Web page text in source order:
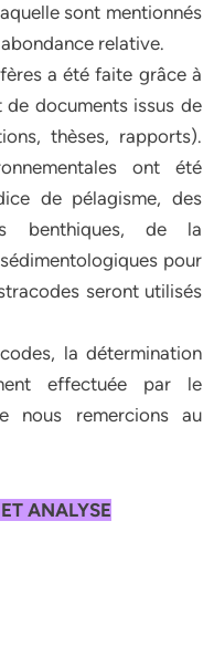
sont mentionnés
relative.
a été faite grâce à
documents issus de
thèses, rapports).
ont été
de pélagisme, des
benthiques, de la
pour
seront utilisés
la détermination
effectuée par le
nous remercions au
ANALYSE